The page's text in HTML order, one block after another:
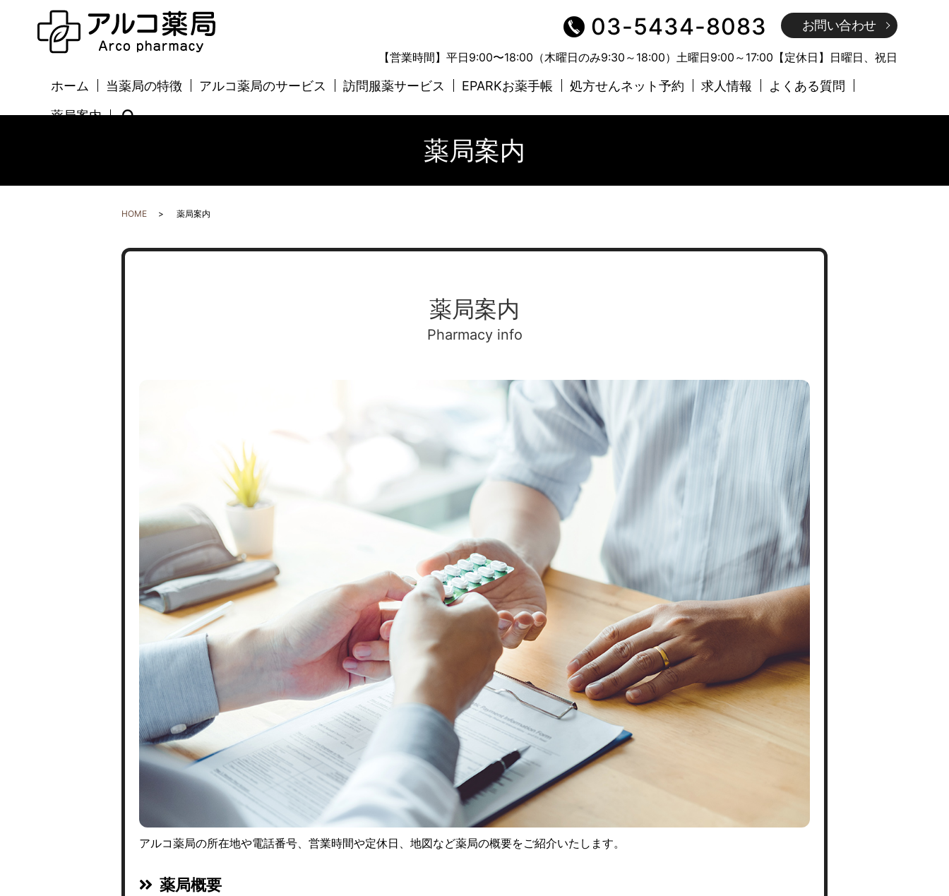
03-5434-8083 お問い合わせ
【営業時間】平日9:00〜18:00（木曜日のみ9:30～18:00）土曜日9:00～17:00【定休日】日曜日、祝日
ホーム 当薬局の特徴 アルコ薬局のサービス 訪問服薬サービス EPARKお薬手帳 処方せんネット予約 求人情報 よくある質問
薬局案内 search
薬局案内
HOME 薬局案内
薬局案内
Pharmacy info
アルコ薬局の所在地や電話番号、営業時間や定休日、地図など薬局の概要をご紹介いたします。
薬局概要